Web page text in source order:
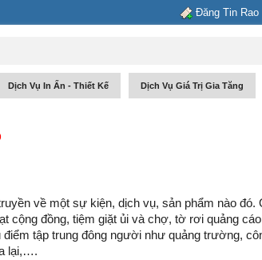
Đăng Tin Rao
Dịch Vụ In Ấn - Thiết Kế Dịch Vụ Giá Trị Gia Tăng
về một sự kiện, dịch vụ, sản phẩm nào đó.
cộng đồng, tiệm giặt ủi và chợ, tờ rơi quảng cáo
tập trung đông người như quảng trường,
lại,….